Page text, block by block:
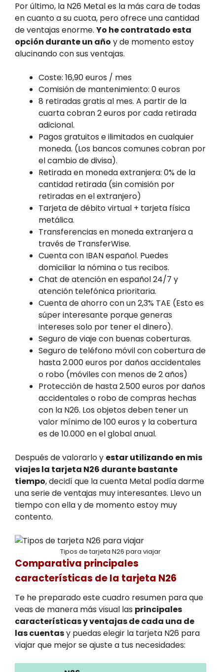
Por último, la N26 Metal es la más cara de todas
en cuanto a su cuota, pero ofrece una cantidad
de ventajas enorme. Yo he contratado esta
opción durante un año y de momento estoy
alucinando con sus ventajas.
Coste: 16,90 euros / mes
Comisión de mantenimiento: 0 euros
8 retiradas gratis al mes. A partir de la
cuarta cobran 2 euros por cada retirada
adicional.
Pagos gratuitos e ilimitados en cualquier
moneda. (Los bancos comunes cobran por
el cambio de divisa).
Retirada en moneda extranjera: 0% de la
cantidad retirada (sin comisión por
retiradas en el extranjero)
Tarjeta de débito virtual + tarjeta física
metálica.
Transferencias en moneda extranjera a
través de TransferWise.
Cuenta con IBAN español. Puedes
domiciliar la nómina o tus recibos.
Chat de atención en español 24/7 y
atención telefónica prioritaria.
Cuenta de ahorro con un 2,3% TAE (Esto es
súper interesante porque generas
intereses solo por tener el dinero).
Seguro de viaje con buenas coberturas.
Seguro de teléfono móvil con cobertura de
hasta 2.000 euros por daños accidentales
o robo (móviles con menos de 2 años)
Protección de hasta 2.500 euros por daños
accidentales o robo de compras hechas
con la N26. Los objetos deben tener un
valor mínimo de 100 euros y la cobertura
es de 10.000 en el global anual.
Después de valorarlo y estar utilizando en mis
viajes la tarjeta N26 durante bastante
tiempo, decidí que la cuenta Metal podía darme
una serie de ventajas muy interesantes. Llevo un
tiempo con ella y de momento estoy muy
contento.
Tipos de tarjeta N26 para viajar
Comparativa principales
características de la tarjeta N26
Te he preparado este cuadro resumen para que
veas de manera más visual las principales
características y ventajas de cada una de
las cuentasy puedas elegir la tarjeta N26 para
viajar que mejor se ajuste a tus necesidades: